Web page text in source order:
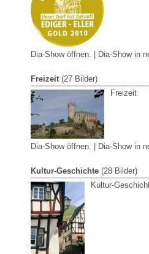
Dia-Show öffnen. Dia-Show in
Freizeit(27 Bilder)
Freizeit
Dia-Show öffnen. | Dia-Show in
Kultur-Geschichte(28 Bilder)
Kultur-